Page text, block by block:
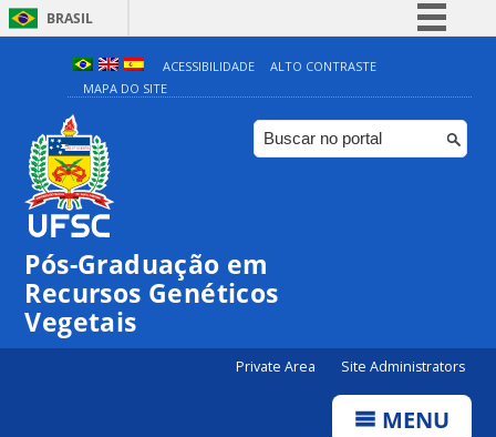
BRASIL
Simplifique!
Comunica BR
Participe
ACESSIBILIDADE
ALTO CONTRASTE
MAPA DO SITE
Pós-Graduação em
Recursos Genéticos
Vegetais
Private Area Site Administrators
MENU